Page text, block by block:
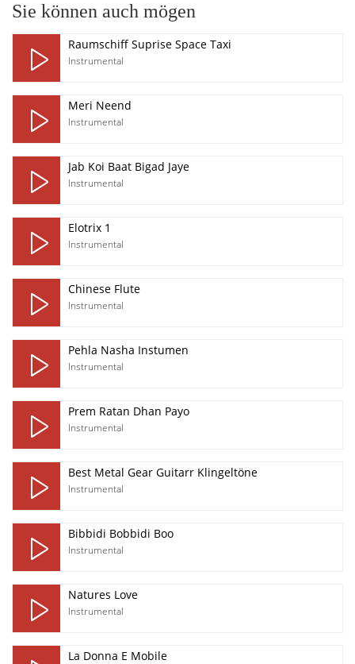
Sie können auch mögen
Raumschiff Suprise Space Taxi
Instrumental
Meri Neend
Instrumental
Jab Koi Baat Bigad Jaye
Instrumental
Elotrix 1
Instrumental
Chinese Flute
Instrumental
Pehla Nasha Instumen
Instrumental
Prem Ratan Dhan Payo
Instrumental
Best Metal Gear Guitarr Klingeltöne
Instrumental
Bibbidi Bobbidi Boo
Instrumental
Natures Love
Instrumental
La Donna E Mobile